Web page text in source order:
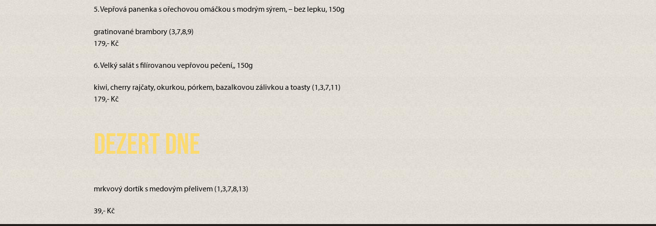
5. Vepřová panenka s ořechovou omáčkou s modrým sýrem, – bez lepku, 150g
gratinované brambory (3,7,8,9)
179,- Kč
6. Velký salát s filírovanou vepřovou pečení,, 150g
kiwi, cherry rajčaty, okurkou, pórkem, bazalkovou zálivkou a toasty (1,3,7,11)
179,- Kč
Dezert dne
mrkvový dortík s medovým přelivem (1,3,7,8,13)
39,- Kč